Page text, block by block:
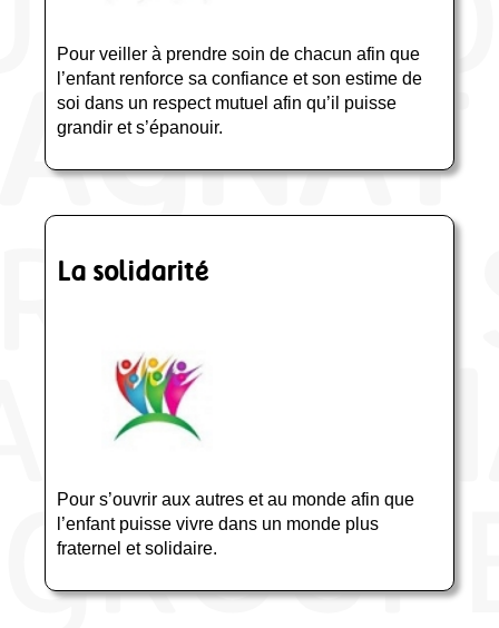
Pour veiller à prendre soin de chacun afin que
l’enfant renforce sa confiance et son estime de
soi dans un respect mutuel afin qu’il puisse
grandir et s’épanouir.
La solidarité
Pour s’ouvrir aux autres et au monde afin que
l’enfant puisse vivre dans un monde plus
fraternel et solidaire.